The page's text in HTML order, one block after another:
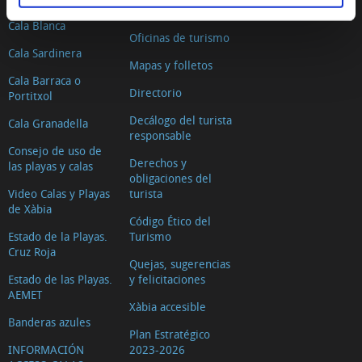
Virgen
de
Loreto
La
Casa
del
Cable
Construcciones
defensivas
Los
molinos
de
viento
la
Plana
Cala Blanca
Cala Sardinera
Cala Barraca o
Portitxol
Cala Granadella
Consejo de uso de
las playas y calas
Video Calas y Playas
de Xàbia
Estado de la Playas.
Cruz Roja
Estado de las Playas.
AEMET
Banderas azules
INFORMACIÓN
Dónde dormir
Oficinas de turismo
Mapas y folletos
Directorio
Decálogo del turista
responsable
Derechos y
obligaciones del
turista
Código Ético del
Turismo
Quejas, sugerencias
y felicitaciones
Xàbia accesible
Plan Estratégico
2023-2026